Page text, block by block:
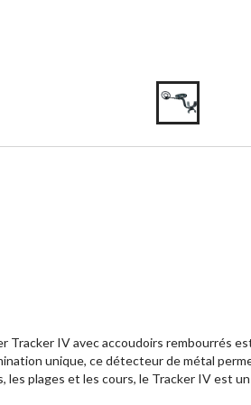
IV avec accoudoirs rembourrés
unique, ce détecteur de métal
les plages et les cours, le Tracker IV est